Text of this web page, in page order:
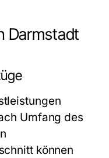
Darmstadt
Umfang des
können